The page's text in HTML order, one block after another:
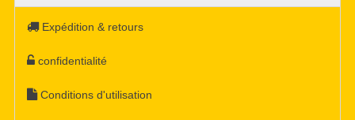
Expédition & retours
confidentialité
Conditions d'utilisation